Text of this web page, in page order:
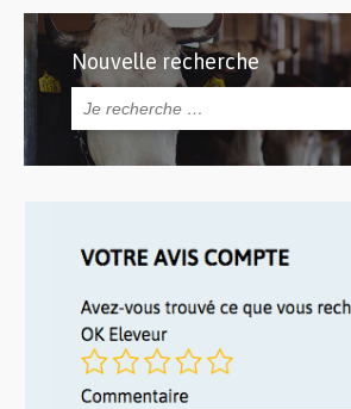
Nouvelle recherche